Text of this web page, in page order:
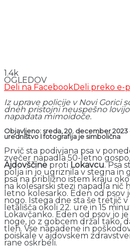
1.4k
OGLEDOV
Deli na FacebookDeli preko e-
Iz uprave policije v Novi Gorici
dneh pristojni neuspešno
napadata mimoidoče.
Objavljeno: sreda, 20. december
uredništvo I fotografija je simbolična
Prvič sta podivjana psa v
zvečer napadla 50-letno
Ajdovščine proti Lokavcu. Psa
polja in jo ugriznila v stegna in
psa na približno istem kraju
na kolesarski stezi napadla nič
letno kolesarko. Eden od psov
nogo. Istega dne sta še tretjič
letališča okoli 22. ure in 15
Lokavčanko. Eden od psov jo
noge, jo z gobcem držal tako,
tleh. Vse napadene in
poiskale v ajdovskem
rane oskrbeli.